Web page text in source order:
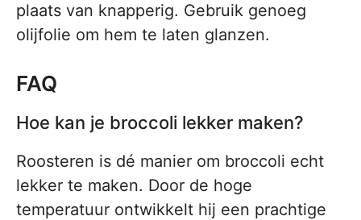
plaats van knapperig. Gebruik genoeg
olijfolie om hem te laten glanzen.
FAQ
Hoe kan je broccoli lekker maken?
Roosteren is dé manier om broccoli echt
lekker te maken. Door de hoge
temperatuur ontwikkelt hij een prachtige